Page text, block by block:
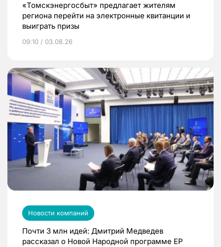
«Томскэнергосбыт» предлагает жителям
региона перейти на электронные квитанции и
выиграть призы
09:10 / 03.08.26
Новости компаний
Почти 3 млн идей: Дмитрий Медведев
рассказал о Новой Народной программе ЕР